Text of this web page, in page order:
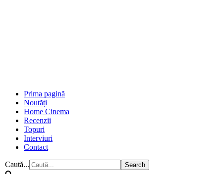
Prima pagină
Noutăți
Home Cinema
Recenzii
Topuri
Interviuri
Contact
Caută...